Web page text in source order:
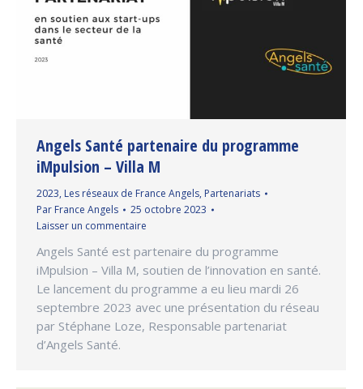
Angels Santé partenaire du programme
iMpulsion – Villa M
2023, Les réseaux de France Angels, Partenariats
Par France Angels
25 octobre 2023
Laisser un commentaire
Angels Santé est partenaire du programme
iMpulsion – Villa M, soutien de l’innovation en santé.
Le lancement du programme a eu lieu mardi 26
septembre 2023 avec une présentation du réseau
par Stéphane Loze, Responsable partenariat
d’Angels Santé.